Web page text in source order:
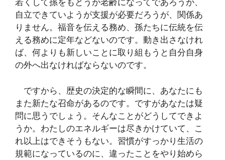
若くして孫をもとうが老齢になってであろうが、
自立できていようが支援が必要だろうが、関係あ
りません。福音を伝える務め、孫たちに伝統を伝
える務めに定年などないのです。動き出さなけれ
ば、何よりも新しいことに取り組もうと自分自身
の外へ出なければならないのです。
ですから、歴史の決定的な瞬間に、あなたにも
また新たな召命があるのです。ですがあなたは疑
問に思うでしょう。そんなことがどうしてできよ
うか。わたしのエネルギーは尽きかけていて、こ
れ以上はできそうもない。習慣がすっかり生活の
規範になっているのに、違ったことをやり始めら